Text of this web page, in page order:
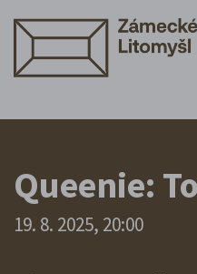
Queenie:
19. 8. 2025, 20:00